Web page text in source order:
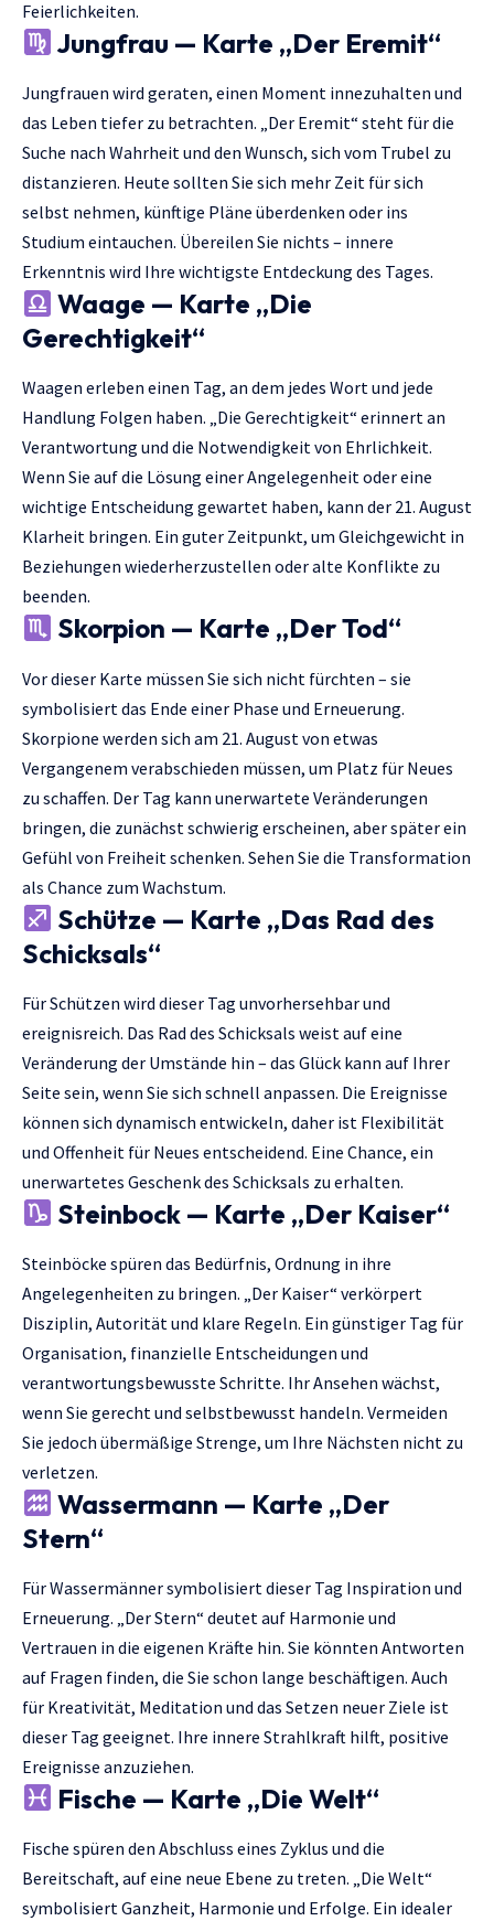
Feierlichkeiten.
Jungfrau — Karte „Der Eremit“
Jungfrauen wird geraten, einen Moment innezuhalten und
das Leben tiefer zu betrachten. „Der Eremit“ steht für die
Suche nach Wahrheit und den Wunsch, sich vom Trubel zu
distanzieren. Heute sollten Sie sich mehr Zeit für sich
selbst nehmen, künftige Pläne überdenken oder ins
Studium eintauchen. Übereilen Sie nichts – innere
Erkenntnis wird Ihre wichtigste Entdeckung des Tages.
Waage — Karte „Die
Gerechtigkeit“
Waagen erleben einen Tag, an dem jedes Wort und jede
Handlung Folgen haben. „Die Gerechtigkeit“ erinnert an
Verantwortung und die Notwendigkeit von Ehrlichkeit.
Wenn Sie auf die Lösung einer Angelegenheit oder eine
wichtige Entscheidung gewartet haben, kann der 21. August
Klarheit bringen. Ein guter Zeitpunkt, um Gleichgewicht in
Beziehungen wiederherzustellen oder alte Konflikte zu
beenden.
Skorpion — Karte „Der Tod“
Vor dieser Karte müssen Sie sich nicht fürchten – sie
symbolisiert das Ende einer Phase und Erneuerung.
Skorpione werden sich am 21. August von etwas
Vergangenem verabschieden müssen, um Platz für Neues
zu schaffen. Der Tag kann unerwartete Veränderungen
bringen, die zunächst schwierig erscheinen, aber später ein
Gefühl von Freiheit schenken. Sehen Sie die Transformation
als Chance zum Wachstum.
Schütze — Karte „Das Rad des
Schicksals“
Für Schützen wird dieser Tag unvorhersehbar und
ereignisreich. Das Rad des Schicksals weist auf eine
Veränderung der Umstände hin – das Glück kann auf Ihrer
Seite sein, wenn Sie sich schnell anpassen. Die Ereignisse
können sich dynamisch entwickeln, daher ist Flexibilität
und Offenheit für Neues entscheidend. Eine Chance, ein
unerwartetes Geschenk des Schicksals zu erhalten.
Steinbock — Karte „Der Kaiser“
Steinböcke spüren das Bedürfnis, Ordnung in ihre
Angelegenheiten zu bringen. „Der Kaiser“ verkörpert
Disziplin, Autorität und klare Regeln. Ein günstiger Tag für
Organisation, finanzielle Entscheidungen und
verantwortungsbewusste Schritte. Ihr Ansehen wächst,
wenn Sie gerecht und selbstbewusst handeln. Vermeiden
Sie jedoch übermäßige Strenge, um Ihre Nächsten nicht zu
verletzen.
Wassermann — Karte „Der
Stern“
Für Wassermänner symbolisiert dieser Tag Inspiration und
Erneuerung. „Der Stern“ deutet auf Harmonie und
Vertrauen in die eigenen Kräfte hin. Sie könnten Antworten
auf Fragen finden, die Sie schon lange beschäftigen. Auch
für Kreativität, Meditation und das Setzen neuer Ziele ist
dieser Tag geeignet. Ihre innere Strahlkraft hilft, positive
Ereignisse anzuziehen.
Fische — Karte „Die Welt“
Fische spüren den Abschluss eines Zyklus und die
Bereitschaft, auf eine neue Ebene zu treten. „Die Welt“
symbolisiert Ganzheit, Harmonie und Erfolge. Ein idealer